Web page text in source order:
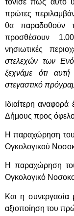
τόνισε πως αυτό
πρώτες
θα παραδοθούν
προσθέσουν
νησιωτικές
στελεχών των
ξεχνάμε ότι
στεγαστικό
Ιδιαίτερη
Δήμους προς
Η παραχώρηση του
Ογκολογικού
Η παραχώρηση
Ογκολογικό
Και η συνεργασία
αξιοποίηση του